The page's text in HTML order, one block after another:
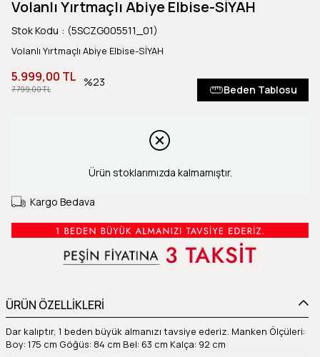
Volanlı Yırtmaçlı Abiye Elbise-SİYAH
Stok Kodu (5SCZG005511_01)
Volanlı Yırtmaçlı Abiye Elbise-SİYAH
7.799,00 TL
5.999,00 TL 23
Beden Tablosu
Ürün stoklarımızda kalmamıştır.
Kargo Bedava
ÜRÜN ÖZELLİKLERİ
Dar kalıptır, 1 beden büyük almanızı tavsiye ederiz. Manken Ölçüleri:
Boy: 175 cm Göğüs: 84 cm Bel: 63 cm Kalça: 92 cm